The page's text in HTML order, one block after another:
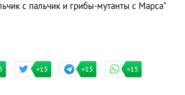
с пальчик и грибы-мутанты с Марса"
+15 +15 +15